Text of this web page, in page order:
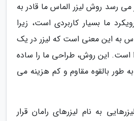
رسد روش لیزر الماس ما قادر به
ما بسیار کاربردی است، زیرا
به این معنی است که لیزر در یک
است. این روش، طراحی ما را ساده
طور بالقوه مقاوم و کم هزینه می
به نام لیزرهای رامان قرار